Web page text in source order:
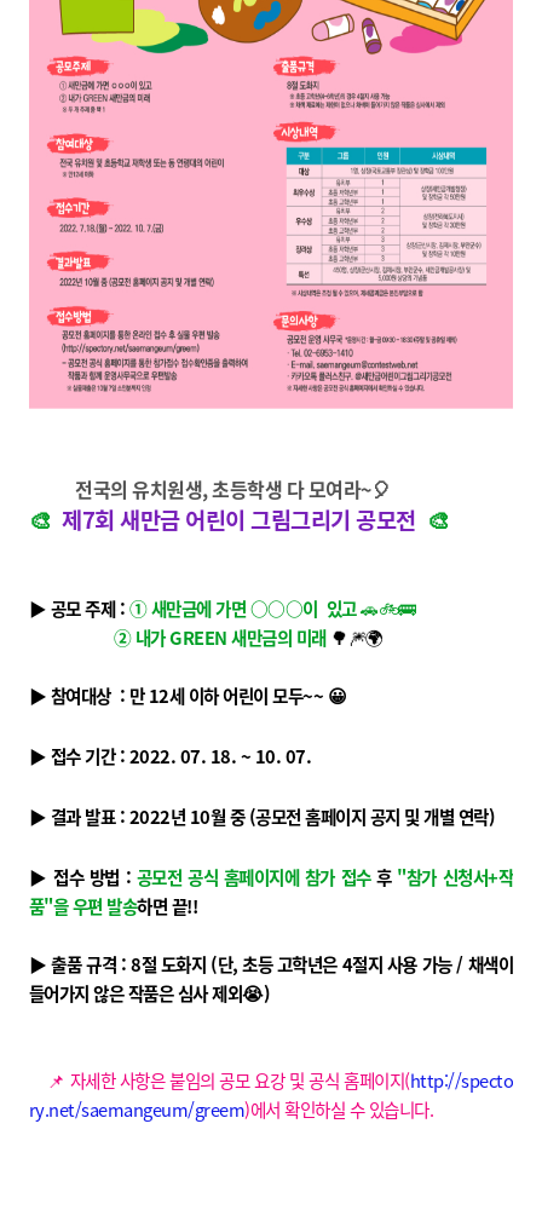
전국의 유치원생, 초등학생 다 모여라~🎈
🎨제7회 새만금 어린이 그림그리기 공모전 🎨
▶ 공모 주제 :① 새만금에 가면○○○이 있고🚗🚲🚌
② 내가 GREEN 새만금의 미래 🌳🎆🌍
▶참여대상 : 만 12세 이하 어린이 모두~~ 😀
▶ 접수 기간 : 2022. 07. 18. ~ 10. 07.
▶ 결과 발표 : 2022년 10월 중 (공모전 홈페이지 공지 및 개별 연락)
▶ 접수 방법 : 공모전 공식 홈페이지에 참가 접수 후 "참가 신청서+작
품"을 우편 발송하면 끝!!
▶ 출품 규격 : 8절 도화지 (단, 초등 고학년은 4절지 사용 가능 / 채색이
들어가지 않은 작품은 심사 제외😭)
📌 자세한 사항은 붙임의 공모 요강 및 공식 홈페이지(http://specto
ry.net/saemangeum/greem)에서 확인하실 수 있습니다.